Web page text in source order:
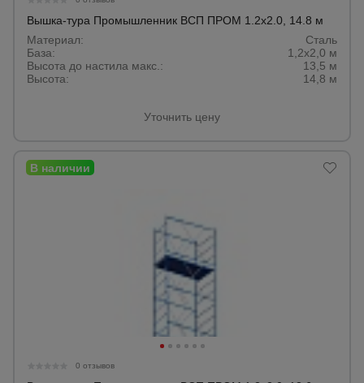
Вышка-тура Промышленник ВСП ПРОМ 1.2х2.0, 14.8 м
Материал:
Сталь
База:
1,2х2,0 м
Высота до настила макс.:
13,5 м
Высота:
14,8 м
Уточнить цену
0 отзывов